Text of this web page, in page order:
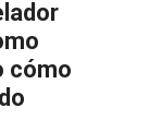
cómo